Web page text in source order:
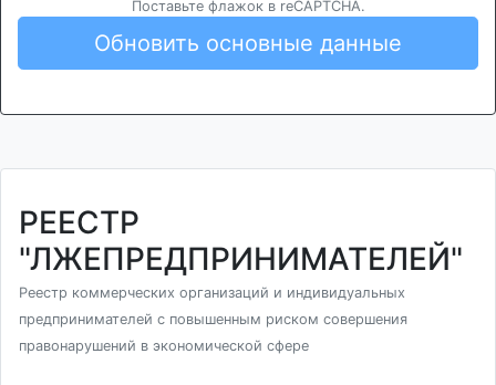
Поставьте флажок в reCAPTCHA.
Обновить основные данные
РЕЕСТР
"ЛЖЕПРЕДПРИНИМАТЕЛЕЙ"
Реестр коммерческих организаций и индивидуальных
предпринимателей с повышенным риском совершения
правонарушений в экономической сфере